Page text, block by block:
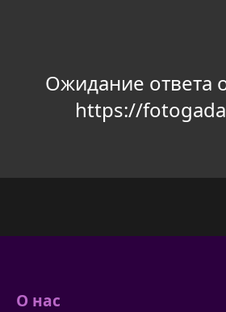
Ожидание ответа
https://
О нас